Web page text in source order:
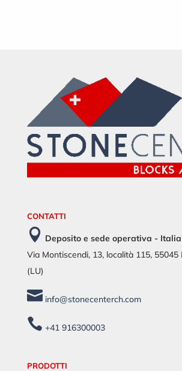
CONTATTI
 Deposito e sede operativa - Italia
Via Montiscendi, 13, località 115, 55045
(LU)
info@stonecenterch.com
 +41 916300003
PRODOTTI